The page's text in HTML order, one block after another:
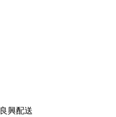
良興配送